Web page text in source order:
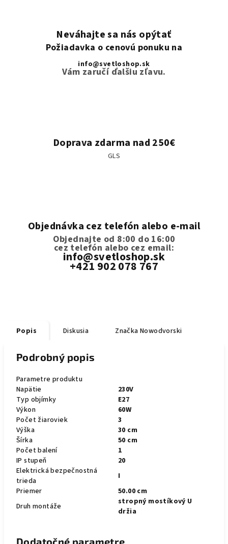
Neváhajte sa nás opýtať
Požiadavka o cenovú ponuku na
info@svetloshop.sk
Vám zaručí ďalšiu zľavu.
Doprava zdarma nad 250€
GLS
Objednávka cez telefón alebo e-mail
Objednajte od 8:00 do 16:00
cez telefón alebo cez email:
info@svetloshop.sk
+421 902 078 767
Popis Diskusia Značka Nowodvorski
Podrobný popis
Parametre produktu
Napätie
230V
Typ objímky
E27
Výkon
60W
Počet žiaroviek
3
Výška
30 cm
Šírka
50 cm
Počet balení
1
IP stupeň
20
Elektrická bezpečnostná
trieda
I
Priemer
50.00 cm
Druh montáže
stropný mostíkový U
držia
Dodatočné parametre